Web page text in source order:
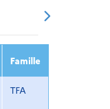
2023
Famille
TFA